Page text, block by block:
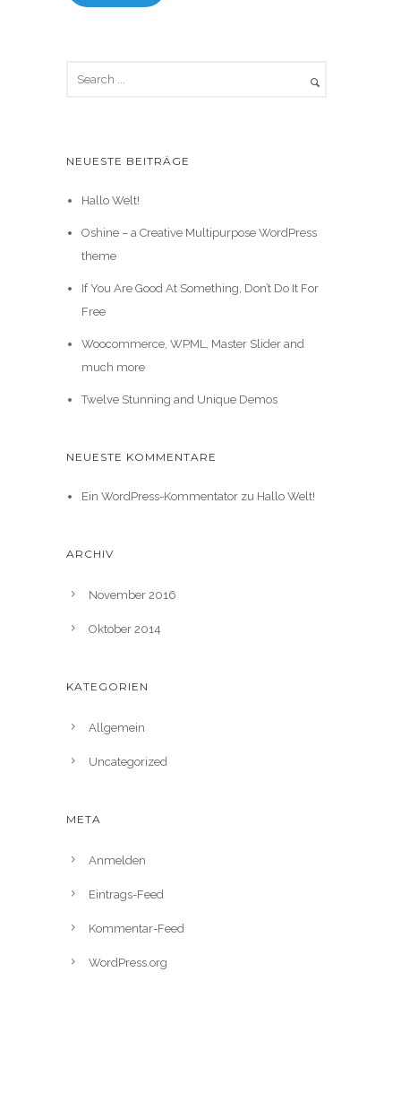
NEUESTE BEITRÄGE
Hallo Welt!
Oshine – a Creative Multipurpose WordPress
theme
If You Are Good At Something, Don’t Do It For
Free
Woocommerce, WPML, Master Slider and
much more
Twelve Stunning and Unique Demos
NEUESTE KOMMENTARE
Ein WordPress-Kommentatorzu Hallo Welt!
ARCHIV
November 2016
Oktober 2014
KATEGORIEN
Allgemein
Uncategorized
META
Anmelden
Eintrags-Feed
Kommentar-Feed
WordPress.org